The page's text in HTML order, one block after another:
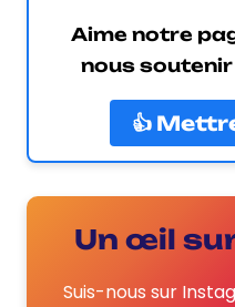
Aime notre
nous
👍
Un œil
Suis-nous sur